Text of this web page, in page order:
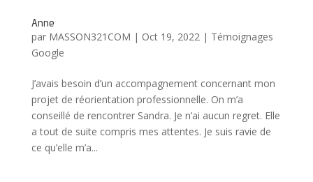
Anne
par MASSON321COM | Oct 19, 2022| Témoignages
Google
J’avais besoin d’un accompagnement concernant mon
projet de réorientation professionnelle. On m’a
conseillé de rencontrer Sandra. Je n’ai aucun regret. Elle
a tout de suite compris mes attentes. Je suis ravie de
ce qu’elle m’a...